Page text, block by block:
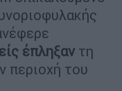
έπληξαν τη
περιοχή του